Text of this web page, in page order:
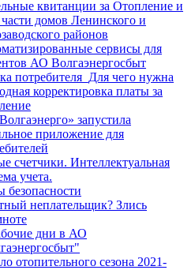
квитанции за Отопление и
домов Ленинского и
районов
сервисы для
АО Волгаэнергосбыт
потребителя_Для чего нужна
корректировка платы за
запустила
приложение для
счетчики. Интеллектуальная
учета.
безопасности
неплательщик? Злись
дни в АО
отопительного сезона 2021-